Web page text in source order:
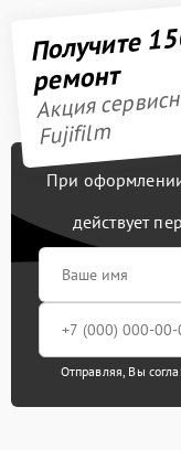
Получите
ремонт
Акция
Fujifilm
При
действует
Отправляя, Вы